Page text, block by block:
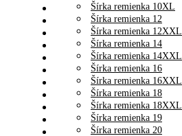
Šírka remienka 10XL
Šírka remienka 12
Šírka remienka 12XXL
Šírka remienka 14
Šírka remienka 14XXL
Šírka remienka 16
Šírka remienka 16XXL
Šírka remienka 18
Šírka remienka 18XXL
Šírka remienka 19
Šírka remienka 20